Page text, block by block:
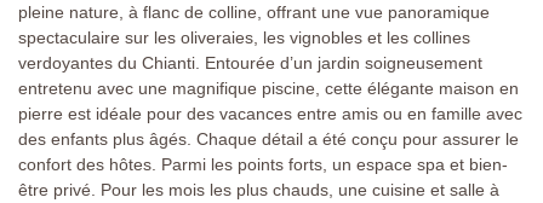
pleine nature, à flanc de colline, offrant une vue panoramique
spectaculaire sur les oliveraies, les vignobles et les collines
verdoyantes du Chianti. Entourée d’un jardin soigneusement
entretenu avec une magnifique piscine, cette élégante maison en
pierre est idéale pour des vacances entre amis ou en famille avec
des enfants plus âgés. Chaque détail a été conçu pour assurer le
confort des hôtes. Parmi les points forts, un espace spa et bien-
être privé. Pour les mois les plus chauds, une cuisine et salle à